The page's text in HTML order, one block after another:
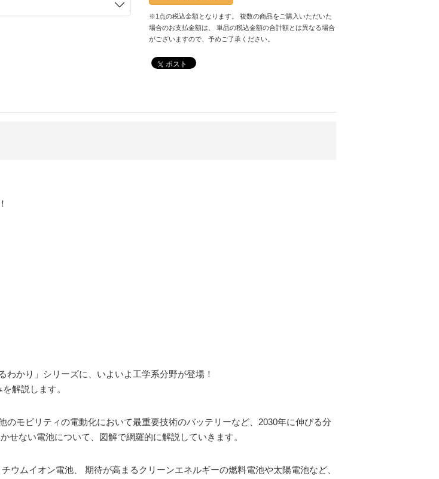
※1点の税込金額となります。 複数の商品をご購入いただいた
場合のお支払金額は、 単品の税込金額の合計額とは異なる場合
がございますので、予めご了承ください。
ポスト
かり」シリーズに、いよいよ工学系分野が登場！
解説します。
モビリティの電動化において最重要技術のバッテリーなど、2030年に伸びる分
ない電池について、図解で網羅的に解説していきます。
ウムイオン電池、 期待が高まるクリーンエネルギーの燃料電池や太陽電池など、